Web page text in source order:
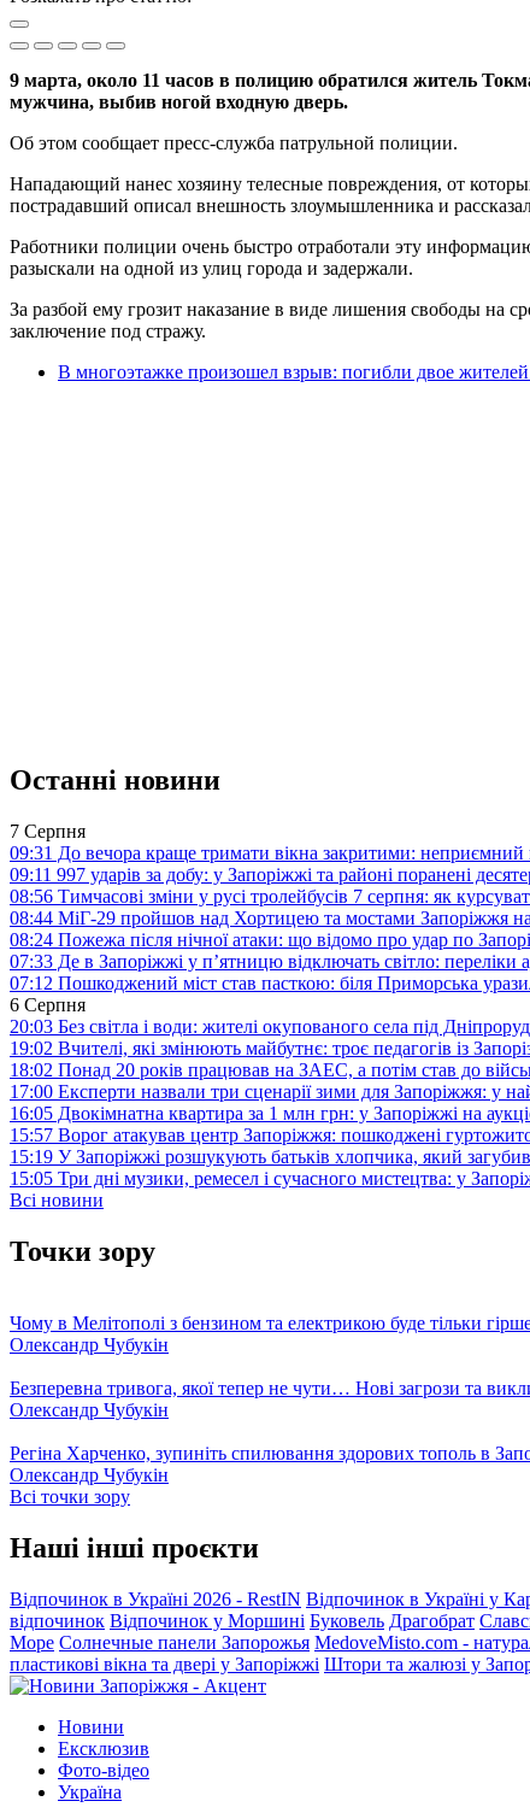
9 марта, около 11 часов в полицию обратился житель
мужчина, выбив ногой входную дверь.
Об этом сообщает пресс-служба патрульной полиции.
Нападающий нанес хозяину телесные повреждения, от
пострадавший описал внешность злоумышленника и
Работники полиции очень быстро отработали эту
разыскали на одной из улиц города и задержали.
За разбой ему грозит наказание в виде лишения свободы на
заключение под стражу.
В многоэтажке произошел взрыв: погибли двое
Останні новини
7 Серпня
09:31 До вечора краще тримати вікна закритими:
09:11 997 ударів за добу: у Запоріжжі та районі поранені
08:56 Тимчасові зміни у русі тролейбусів 7 серпня: як
08:44 МіГ-29 пройшов над Хортицею та мостами Запоріжжя
08:24 Пожежа після нічної атаки: що відомо про удар по
07:33 Де в Запоріжжі у п’ятницю відключать світло: переліки
07:12 Пошкоджений міст став пасткою: біля Приморська
6 Серпня
20:03 Без світла і води: жителі окупованого села під
19:02 Вчителі, які змінюють майбутнє: троє педагогів із
18:02 Понад 20 років працював на ЗАЕС, а потім став до
17:00 Експерти назвали три сценарії зими для Запоріжжя: у
16:05 Двокімнатна квартира за 1 млн грн: у Запоріжжі на
15:57 Ворог атакував центр Запоріжжя: пошкоджені
15:19 У Запоріжжі розшукують батьків хлопчика, який
15:05 Три дні музики, ремесел і сучасного мистецтва: у
Всі новини
Точки зору
Чому в Мелітополі з бензином та електрикою буде тільки
Олександр Чубукін
Безперевна тривога, якої тепер не чути… Нові загрози та
Олександр Чубукін
Регіна Харченко, зупиніть спилювання здорових тополь в
Олександр Чубукін
Всі точки зору
Наші інші проєкти
Відпочинок в Україні 2026 - RestIN Відпочинок в Україні у
відпочинок Відпочинок у Моршині Буковель Драгобрат
Море Солнечные панели Запорожья MedoveMisto.com -
пластикові вікна та двері у Запоріжжі Штори та жалюзі у
Новини
Ексклюзив
Фото-відео
Україна